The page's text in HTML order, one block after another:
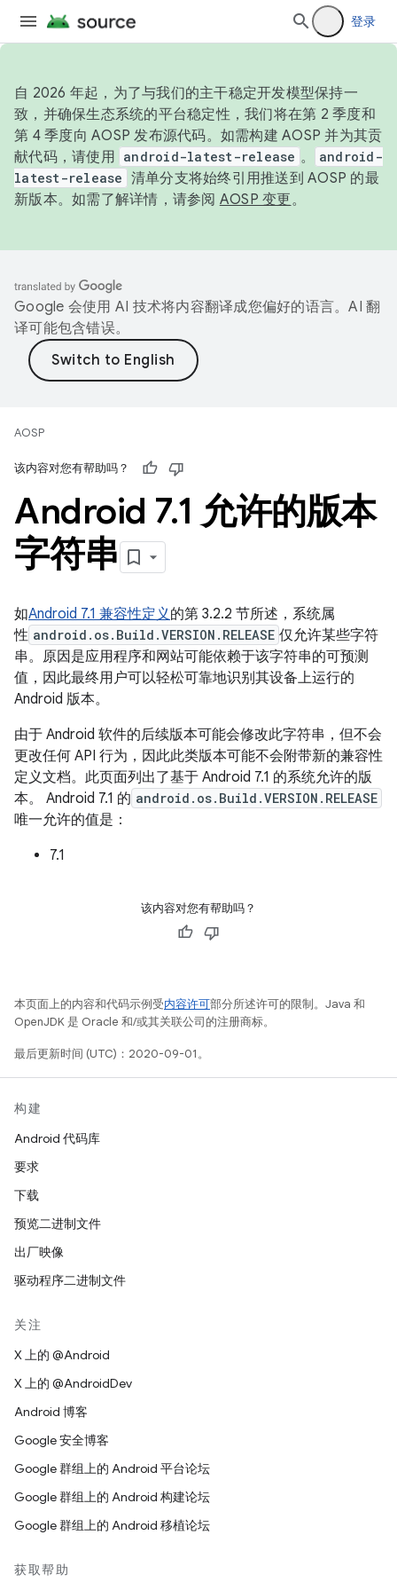
登录
自 2026 年起，为了与我们的主干稳定开发模型保持一
致，并确保生态系统的平台稳定性，我们将在第 2 季度和
第 4 季度向 AOSP 发布源代码。如需构建 AOSP 并为其贡
献代码，请使用 android-latest-release 。
android-
latest-release 清单分支将始终引用推送到 AOSP 的最
新版本。如需了解详情，请参阅 AOSP 变更。
Google 会使用 AI 技术将内容翻译成您偏好的语言。AI 翻
译可能包含错误。
AOSP
该内容对您有帮助吗？
Android 7.1 允许的版本
字符串
如Android 7.1 兼容性定义的第 3.2.2 节所述，系统属
性 android.os.Build.VERSION.RELEASE 仅允许某些字符
串。原因是应用程序和网站可能依赖于该字符串的可预测
值，因此最终用户可以轻松可靠地识别其设备上运行的
Android 版本。
由于 Android 软件的后续版本可能会修改此字符串，但不会
更改任何 API 行为，因此此类版本可能不会附带新的兼容性
定义文档。此页面列出了基于 Android 7.1 的系统允许的版
本。 Android 7.1 的 android.os.Build.VERSION.RELEASE
唯一允许的值是：
7.1
该内容对您有帮助吗？
本页面上的内容和代码示例受内容许可部分所述许可的限制。Java 和
OpenJDK 是 Oracle 和/或其关联公司的注册商标。
最后更新时间 (UTC)：2020-09-01。
构建
Android 代码库
要求
下载
预览二进制文件
出厂映像
驱动程序二进制文件
关注
X 上的 @Android
X 上的 @AndroidDev
Android 博客
Google 安全博客
Google 群组上的 Android 平台论坛
Google 群组上的 Android 构建论坛
Google 群组上的 Android 移植论坛
获取帮助